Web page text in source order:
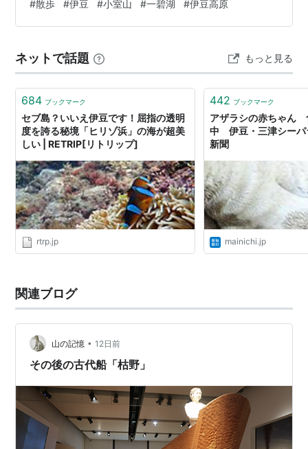
道を進み高度を上げていく。 小室山山頂を目指すが霧で
視界が効かない。 でも、登れただけでも満足だ。 麓に降
食べ終わるころには上がっていた。 あたりは雲に覆われ
いつ降り出してもおかしくない。 さて、この先どうしよ
う…
#散歩 #伊豆 #小室山 #一碧湖 #伊豆高原
ネットで話題 もっと見る
684 ブックマーク
セブ島？いいえ伊豆です！屈指の透明
度を誇る秘境「ヒリゾ浜」の海が超美
しい | RETRIP[リトリップ]
rtrp.jp
442 ブックマーク
アザラシの赤ちゃん
中 伊豆・三津シーパ
新聞
mainichi.jp
関連ブログ
山の記憶 • 12日前
その後の古代船「枯野」